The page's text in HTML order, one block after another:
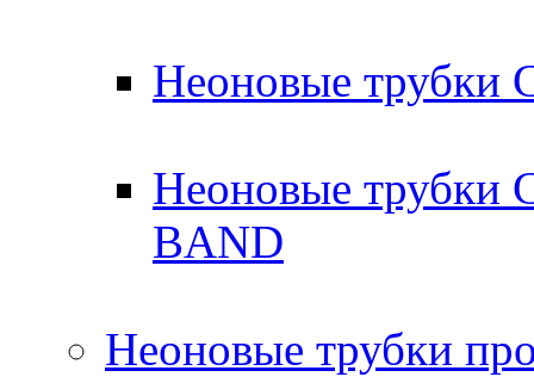
Неоновые трубки
Неоновые трубки
BAND
Неоновые трубки